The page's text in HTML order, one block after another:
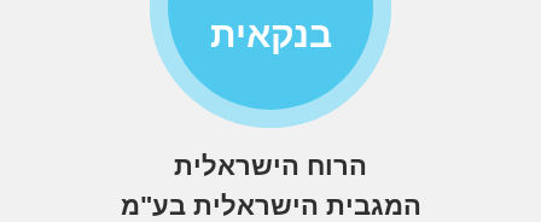
בנקאית
הרוח הישראלית
המגבית הישראלית בע"מ